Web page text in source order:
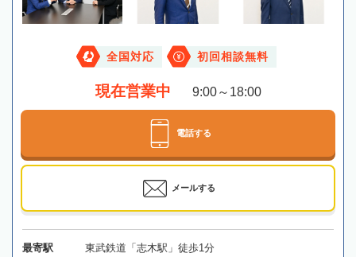
全国対応 初回相談無料
現在営業中 9:00～18:00
電話する
メールする
最寄駅 東武鉄道「志木駅」徒歩1分